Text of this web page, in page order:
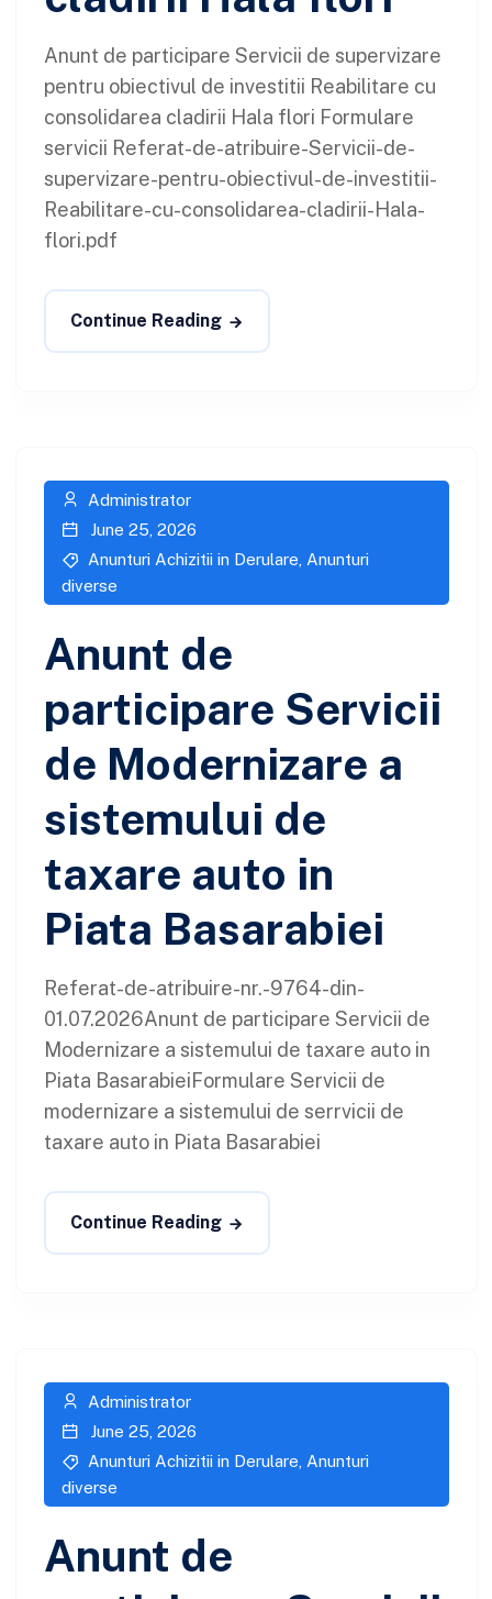
Anunt de participare Servicii de supervizare
pentru obiectivul de investitii Reabilitare cu
consolidarea cladirii Hala flori Formulare
servicii Referat-de-atribuire-Servicii-de-
supervizare-pentru-obiectivul-de-investitii-
Reabilitare-cu-consolidarea-cladirii-Hala-
flori.pdf
Continue Reading
Administrator
June 25, 2026
Anunturi Achizitii in Derulare Anunturi
diverse
Anunt de
participare Servicii
de Modernizare a
sistemului de
taxare auto in
Piata Basarabiei
Referat-de-atribuire-nr.-9764-din-
01.07.2026Anunt de participare Servicii de
Modernizare a sistemului de taxare auto in
Piata BasarabieiFormulare Servicii de
modernizare a sistemului de serrvicii de
taxare auto in Piata Basarabiei
Continue Reading
Administrator
June 25, 2026
Anunturi Achizitii in Derulare Anunturi
diverse
Anunt de